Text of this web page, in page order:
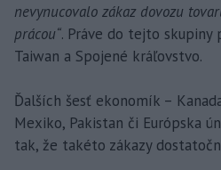
nevynucovalo zákaz dovozu
prácou“. Práve do tejto skupiny
Taiwan a Spojené kráľovstvo.
Ďalších šesť ekonomík –
Mexiko, Pakistan či Európska
tak, že takéto zákazy